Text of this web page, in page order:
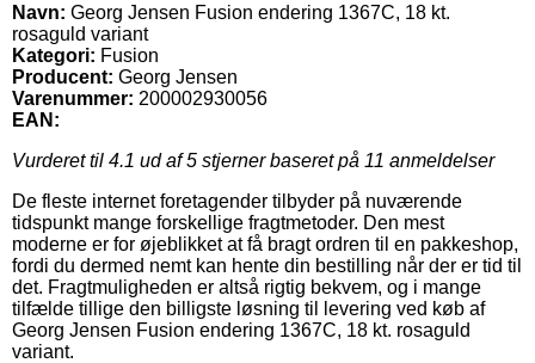
Navn: Georg Jensen Fusion endering 1367C, 18 kt.
rosaguld variant
Kategori: Fusion
Producent: Georg Jensen
Varenummer: 200002930056
EAN:
Vurderet til 4.1 ud af 5 stjerner baseret på 11 anmeldelser
De fleste internet foretagender tilbyder på nuværende
tidspunkt mange forskellige fragtmetoder. Den mest
moderne er for øjeblikket at få bragt ordren til en pakkeshop,
fordi du dermed nemt kan hente din bestilling når der er tid til
det. Fragtmuligheden er altså rigtig bekvem, og i mange
tilfælde tillige den billigste løsning til levering ved køb af
Georg Jensen Fusion endering 1367C, 18 kt. rosaguld
variant.